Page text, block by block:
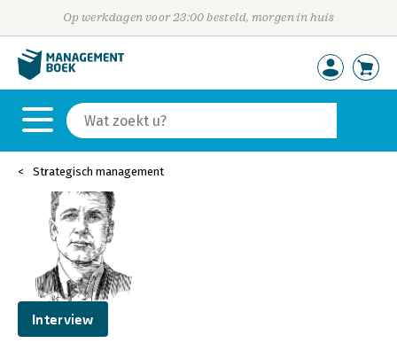
Op werkdagen voor 23:00 besteld, morgen in huis
Strategisch management
Interview